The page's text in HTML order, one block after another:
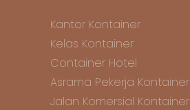
Kantor Kontainer
Kelas Kontainer
Container Hotel
Asrama Pekerja Kontainer
Jalan Komersial Kontainer